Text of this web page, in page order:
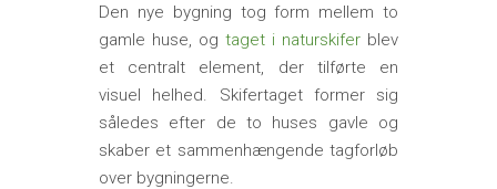
Den nye bygning tog form mellem to
gamle huse, og taget i naturskifer blev
et centralt element, der tilførte en
visuel helhed. Skifertaget former sig
således efter de to huses gavle og
skaber et sammenhængende tagforløb
over bygningerne.